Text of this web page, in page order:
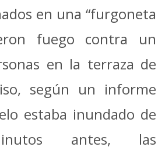
en una “furgoneta
fuego contra un
en la terraza de
según un informe
estaba inundado de
antes, las